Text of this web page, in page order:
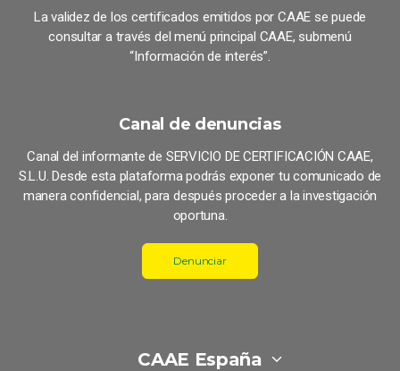
La validez de los certificados emitidos por CAAE se puede
consultar a través del menú principal CAAE, submenú
“Información de interés”.
Canal de denuncias
Canal del informante de SERVICIO DE CERTIFICACIÓN CAAE,
S.L.U. Desde esta plataforma podrás exponer tu comunicado de
manera confidencial, para después proceder a la investigación
oportuna.
Denunciar
CAAE España